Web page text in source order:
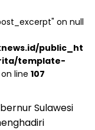
on null
public_ht
template-
line 107
Sulawesi